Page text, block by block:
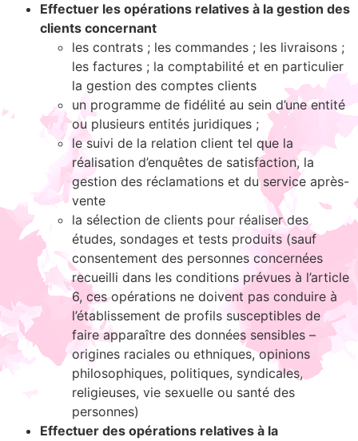
Effectuer les opérations relatives à la gestion des
clients concernant
les contrats ; les commandes ; les livraisons ;
les factures ; la comptabilité et en particulier
la gestion des comptes clients
un programme de fidélité au sein d’une entité
ou plusieurs entités juridiques ;
le suivi de la relation client tel que la
réalisation d’enquêtes de satisfaction, la
gestion des réclamations et du service après-
vente
la sélection de clients pour réaliser des
études, sondages et tests produits (sauf
consentement des personnes concernées
recueilli dans les conditions prévues à l’article
6, ces opérations ne doivent pas conduire à
l’établissement de profils susceptibles de
faire apparaître des données sensibles –
origines raciales ou ethniques, opinions
philosophiques, politiques, syndicales,
religieuses, vie sexuelle ou santé des
personnes)
Effectuer des opérations relatives à la